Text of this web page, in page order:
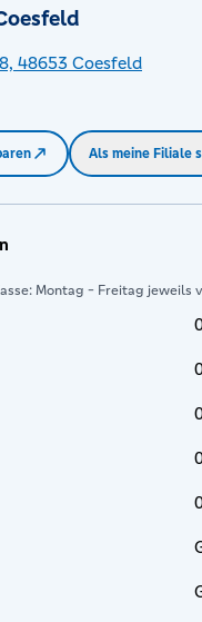
48653 Coesfeld
Als meine Filiale
Montag - Freitag jeweils